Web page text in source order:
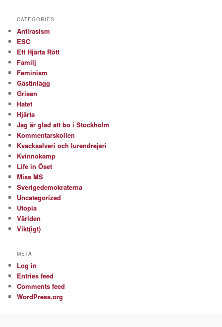
CATEGORIES
Antirasism
ESC
Ett Hjärta Rött
Familj
Feminism
Gästinlägg
Grisen
Hatet
Hjärta
Jag är glad att bo i Stockholm
Kommentarskollen
Kvacksalveri och lurendrejeri
Kvinnokamp
Life in Öset
Miss MS
Sverigedemokraterna
Uncategorized
Utopia
Världen
Vikt(igt)
META
Log in
Entries feed
Comments feed
WordPress.org